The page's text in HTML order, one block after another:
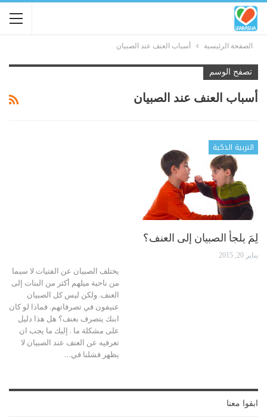
الصفحة الرئيسية أسباب العنف عند الصبيان
تصفح الوسم
أسباب العنف عند الصبيان
التربية الذكية
لِمَ يلجأ الصبيان إلى العنف؟
يناير 20, 2015
يختلف الصبيان عن الفتيات لا سيما
من ناحية ميلهم أكثر من البنات إلى
العنف. ولكن ليس كل الصبيان
عنيفون في تصرفاتهم. فماذا لو كان
ابنك يتصرف بعنف؟ هل هذا دليل
على مشكلة ما . إليك ما يجب ان
تعرفيه عن العنف عند الصبيان لا
يظهر فشلنا في…
ابقوا معنا